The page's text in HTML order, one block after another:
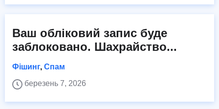
Ваш обліковий запис буде
заблоковано. Шахрайство...
Фішинг, Спам
березень 7, 2026